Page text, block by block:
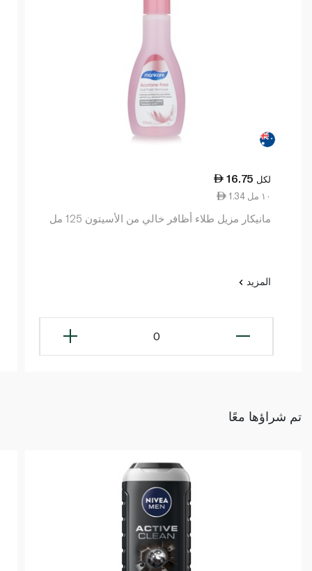
16.75 لكل
1.34 ١٠ مل
مانيكار مزيل طلاء أظافر خالي من الأسيتون 125 مل
المزيد
0
تم شراؤها معًا